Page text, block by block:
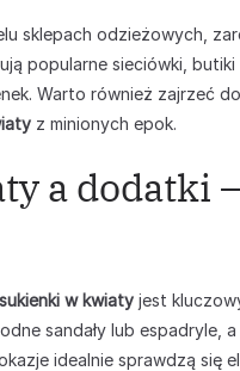
sklepach odzieżowych,
popularne sieciówki,
Warto również zajrzeć
z minionych epok.
a dodatki
sukienki w kwiaty jest
sandały lub espadryle,
idealnie sprawdzą się